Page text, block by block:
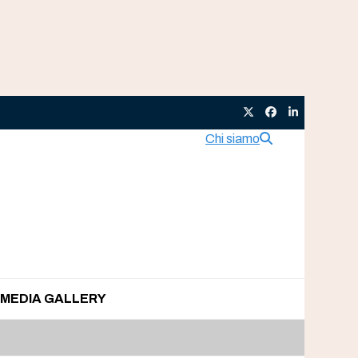
TwitterFacebook
LinkedIn
Chi siamo
MEDIA GALLERY